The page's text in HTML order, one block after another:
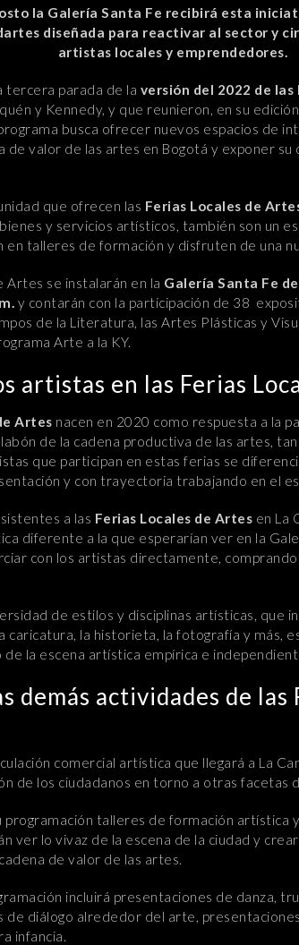
la Galería Santa Fe recibirá esta
diseñada para reactivar al sector y
artistas locales y emprendedores.
tercera parada de la versión del 2022 de
y Kennedy, y que reunieron, en su
busca ofrecer nuevos espacios de
de valor de las artes en Bogotá y exponer
que ofrecen las Ferias Locales de
y servicios artísticos, también son un
en talleres de formación y disfruten de una
Artes se instalarán en la Galería Santa Fe
y contarán con la participación de 38
de la Literatura, las Artes Plásticas y
Arte a la KY.
artistas en las Ferias
Artes nacen en 2020 como respuesta a la
de la cadena productiva de las artes,
que participan en estas ferias se
y con trayectoria trabajando en el
a las Ferias Locales de Artes en La
diferente a la que esperarían ver en la
con los artistas directamente,
de estilos y disciplinas artísticas, que
caricatura, la historieta, la fotografía y más,
de la escena artística empírica e
demás actividades de las
comercial artística que llegará a La
de los ciudadanos en torno a otras facetas
programación talleres de formación artística
ver lo vivaz de la escena de la ciudad y
de valor de las artes.
incluirá presentaciones de danza,
de diálogo alrededor del arte,
infancia.